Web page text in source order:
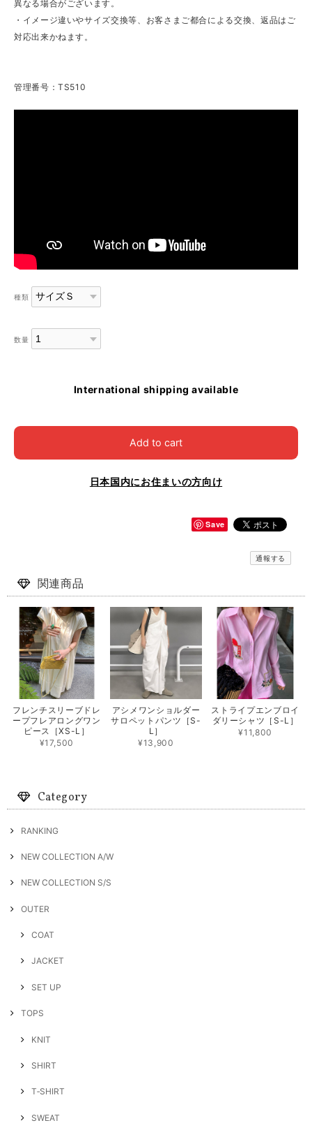
異なる場合がございます。
・イメージ違いやサイズ交換等、お客さまご都合による交換、返品はご
対応出来かねます。
管理番号：TS510
種類
数量
International shipping available
Add to cart
日本国内にお住まいの方向け
Save
通報する
関連商品
フレンチスリーブドレ
ープフレアロングワン
ピース［XS-L］
¥17,500
アシメワンショルダー
サロペットパンツ［S-
L］
¥13,900
ストライプエンブロイ
ダリーシャツ［S-L］
¥11,800
Category
RANKING
NEW COLLECTION A/W
NEW COLLECTION S/S
OUTER
COAT
JACKET
SET UP
TOPS
KNIT
SHIRT
T‐SHIRT
SWEAT